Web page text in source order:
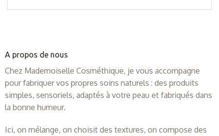
A propos de nous
Chez Mademoiselle Cosméthique, je vous accompagne
pour fabriquer vos propres soins naturels : des produits
simples, sensoriels, adaptés à votre peau et fabriqués dans
la bonne humeur.
Ici, on mélange, on choisit des textures, on compose des